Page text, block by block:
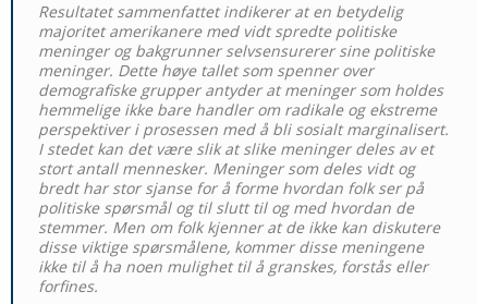
Resultatet sammenfattet indikerer at en betydelig
majoritet amerikanere med vidt spredte politiske
meninger og bakgrunner selvsensurerer sine politiske
meninger. Dette høye tallet som spenner over
demografiske grupper antyder at meninger som holdes
hemmelige ikke bare handler om radikale og ekstreme
perspektiver i prosessen med å bli sosialt marginalisert.
I stedet kan det være slik at slike meninger deles av et
stort antall mennesker. Meninger som deles vidt og
bredt har stor sjanse for å forme hvordan folk ser på
politiske spørsmål og til slutt til og med hvordan de
stemmer. Men om folk kjenner at de ikke kan diskutere
disse viktige spørsmålene, kommer disse meningene
ikke til å ha noen mulighet til å granskes, forstås eller
forfines.